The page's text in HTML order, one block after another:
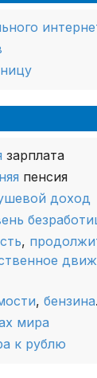
зарплата
пенсия
доход
,
, бензина.
мира
к рублю